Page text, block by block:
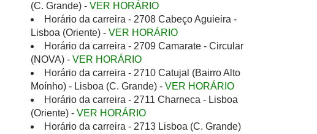
(C. Grande) - VER HORÁRIO
Horário da carreira - 2708 Cabeço Aguieira -
Lisboa (Oriente) - VER HORÁRIO
Horário da carreira - 2709 Camarate - Circular
(NOVA) - VER HORÁRIO
Horário da carreira - 2710 Catujal (Bairro Alto
Moínho) - Lisboa (C. Grande) - VER HORÁRIO
Horário da carreira - 2711 Charneca - Lisboa
(Oriente) - VER HORÁRIO
Horário da carreira - 2713 Lisboa (C. Grande)